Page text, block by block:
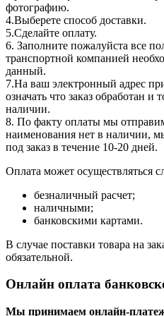
фотографию.
4.Выберете способ доставки.
5.Сделайте оплату.
6. Заполните пожалуйста все
транспортной компанией
данный.
7.На ваш электронный адрес
означать что заказ обработан и
наличии.
8. По факту оплаты мы
наименования нет в наличии,
под заказ в течение 10-20 дней.
Оплата может осуществляться
безналичный расчет;
наличными;
банковскими картами.
В случае поставки товара на
обязательной.
Онлайн оплата
Мы принимаем онлайн-